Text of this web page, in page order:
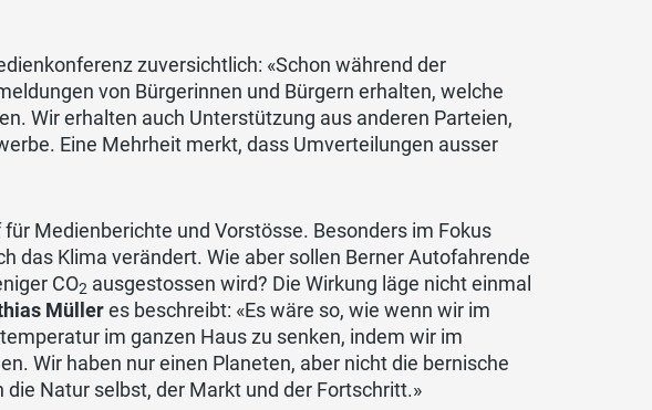
zuversichtlich: «Schon während der
von Bürgerinnen und Bürgern erhalten, welche
Wir erhalten auch Unterstützung aus anderen Parteien,
Eine Mehrheit merkt, dass Umverteilungen ausser
Medienberichte und Vorstösse. Besonders im Fokus
das Klima verändert. Wie aber sollen Berner Autofahrende
CO2 ausgestossen wird? Die Wirkung läge nicht einmal
Mülleres beschreibt: «Es wäre so, wie wenn wir im
im ganzen Haus zu senken, indem wir im
Wir haben nur einen Planeten, aber nicht die bernische
Natur selbst, der Markt und der Fortschritt.»